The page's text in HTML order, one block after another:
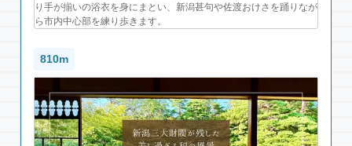
り手が揃いの浴衣を身にまとい、新潟甚句や佐渡おけさを踊りなが
ら市内中心部を練り歩きます。
810m